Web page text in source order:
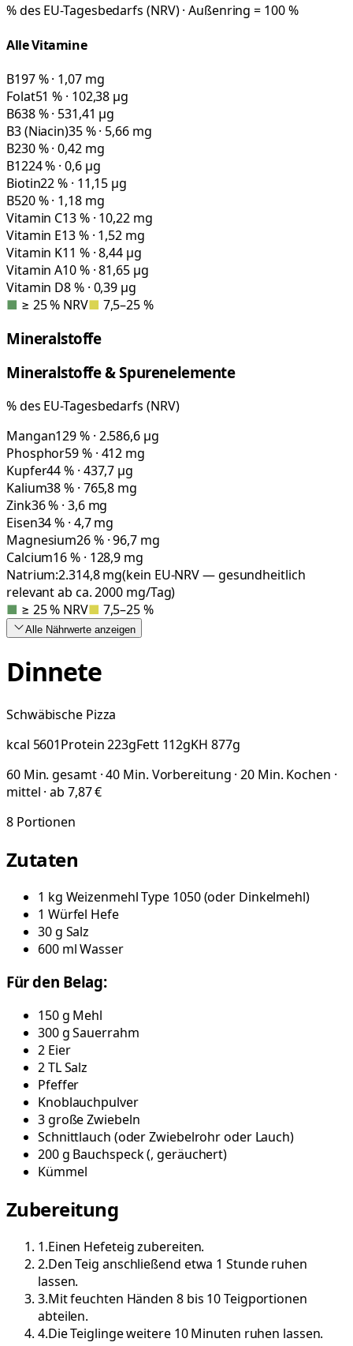
% des EU-Tagesbedarfs (NRV) · Außenring = 100 %
Alle Vitamine
B197 % · 1,07 mg
Folat51 % · 102,38 µg
B638 % · 531,41 µg
B3 (Niacin)35 % · 5,66 mg
B230 % · 0,42 mg
B1224 % · 0,6 µg
Biotin22 % · 11,15 µg
B520 % · 1,18 mg
Vitamin C13 % · 10,22 mg
Vitamin E13 % · 1,52 mg
Vitamin K11 % · 8,44 µg
Vitamin A10 % · 81,65 µg
Vitamin D8 % · 0,39 µg
■ ≥ 25 % NRV■ 7,5–25 %
Mineralstoffe
Mineralstoffe & Spurenelemente
% des EU-Tagesbedarfs (NRV)
Mangan129 % · 2.586,6 µg
Phosphor59 % · 412 mg
Kupfer44 % · 437,7 µg
Kalium38 % · 765,8 mg
Zink36 % · 3,6 mg
Eisen34 % · 4,7 mg
Magnesium26 % · 96,7 mg
Calcium16 % · 128,9 mg
Natrium:2.314,8mg(kein EU-NRV — gesundheitlich
relevant ab ca. 2000 mg/Tag)
■ ≥ 25 % NRV■ 7,5–25 %
Alle Nährwerte anzeigen
Dinnete
Schwäbische Pizza
kcal 5601Protein223gFett 112gKH 877g
60 Min. gesamt · 40 Min. Vorbereitung · 20 Min. Kochen ·
mittel · ab 7,87 €
8 Portionen
Zutaten
1 kg Weizenmehl Type 1050(oder Dinkelmehl)
1 Würfel Hefe
30g Salz
600 mlWasser
Für den Belag:
150g Mehl
300gSauerrahm
2 Eier
2TLSalz
Pfeffer
Knoblauchpulver
3großeZwiebeln
Schnittlauch (oder Zwiebelrohr oder Lauch)
200g Bauchspeck(, geräuchert)
Kümmel
Zubereitung
1.Einen Hefeteig zubereiten.
2.Den Teig anschließend etwa 1 Stunde ruhen
lassen.
3.Mit feuchten Händen 8 bis 10 Teigportionen
abteilen.
4.Die Teiglinge weitere 10 Minuten ruhen lassen.